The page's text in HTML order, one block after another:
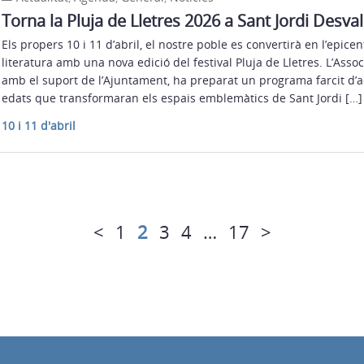
Torna la Pluja de Lletres 2026 a Sant Jordi
Els propers 10 i 11 d’abril, el nostre poble es convertirà en
literatura amb una nova edició del festival Pluja de Lletres.
amb el suport de l’Ajuntament, ha preparat un programa farcit
edats que transformaran els espais emblemàtics de Sant Jordi […]
10 i 11 d'abril
< 1 2 3 4 … 17 >